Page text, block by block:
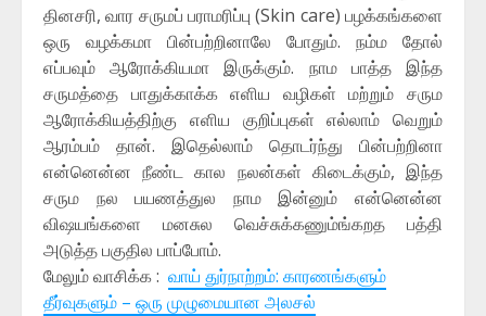
தினசரி, வார சருமப் பராமரிப்பு (Skin care) பழக்கங்களை
ஒரு வழக்கமா பின்பற்றினாலே போதும். நம்ம தோல்
எப்பவும் ஆரோக்கியமா இருக்கும். நாம பாத்த இந்த
சருமத்தை பாதுக்காக்க எளிய வழிகள் மற்றும் சரும
ஆரோக்கியத்திற்கு எளிய குறிப்புகள் எல்லாம் வெறும்
ஆரம்பம் தான். இதெல்லாம் தொடர்ந்து பின்பற்றினா
என்னென்ன நீண்ட கால நலன்கள் கிடைக்கும், இந்த
சரும நல பயணத்துல நாம இன்னும் என்னென்ன
விஷயங்களை மனசுல வெச்சுக்கணும்ங்கறத பத்தி
அடுத்த பகுதில பாப்போம்.
மேலும் வாசிக்க : வாய் துர்நாற்றம்: காரணங்களும்
தீர்வுகளும் – ஒரு முழுமையான அலசல்